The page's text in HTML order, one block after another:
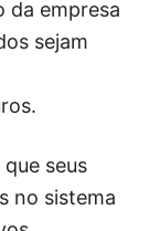
da empresa
sejam
seus
no sistema